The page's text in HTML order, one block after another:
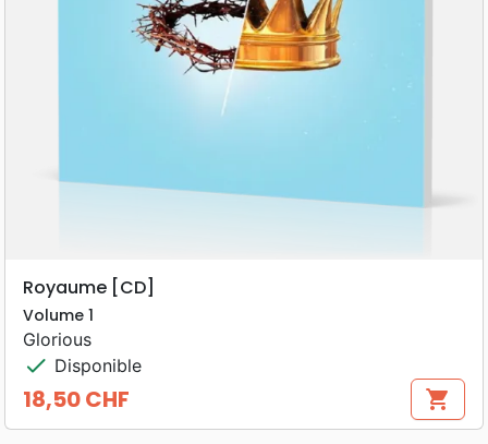
Royaume [CD]
Volume 1
Glorious
check Disponible
Prix
18,50 CHF shopping_cart